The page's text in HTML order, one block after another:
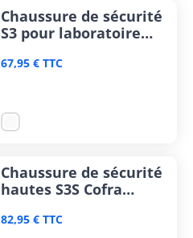
Chaussure de sécurité
S3 pour laboratoire
67,95 € TTC
Chaussure de sécurité
hautes S3S Cofra
82,95 € TTC